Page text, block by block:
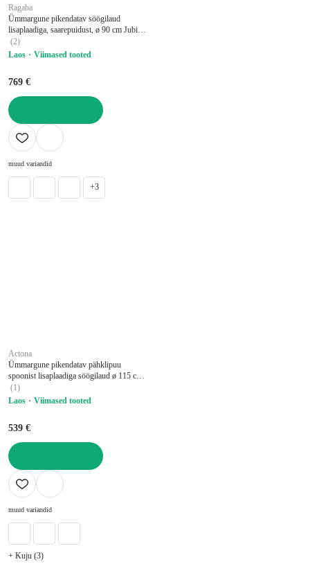
Ragaba
Ümmargune pikendatav söögilaud
lisaplaadiga, saarepuidust, ø 90 cm Jubi –
Ragaba
(2)
Laos
Viimased tooted
769 €
LISA OSTUKORVI
muud variandid
+3
Actona
Ümmargune pikendatav pähklipuu
spoonist lisaplaadiga söögilaud ø 115 cm
Montreux - Actona
(1)
Laos
Viimased tooted
539 €
LISA OSTUKORVI
muud variandid
+ Kuju (3)